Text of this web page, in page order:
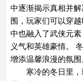
中逐渐揭示真相并
围，玩家们可以穿
中也融入了武侠元
义气和英雄豪情。
增添温馨浪漫的氛围
寒冷的冬日里，